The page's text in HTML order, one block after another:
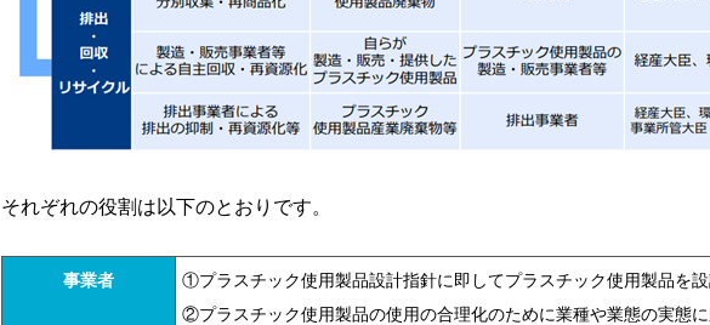
それぞれの役割は以下のとおりです。
事業者
①プラスチック使用製品設計指針に即してプラスチック使用製品を設
②プラスチック使用製品の使用の合理化のために業種や業態の実態